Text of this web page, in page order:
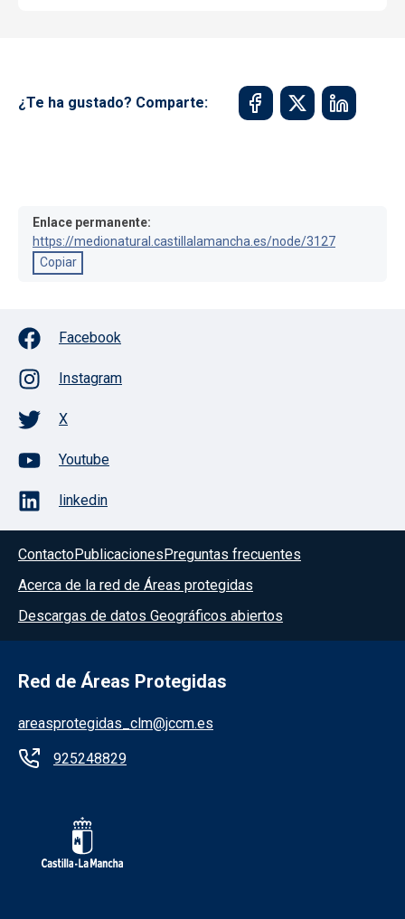
¿Te ha gustado? Comparte:
Enlace permanente:
https://medionatural.castillalamancha.es/node/3127
Copiar
Facebook
Instagram
X
Youtube
linkedin
ContactoPublicacionesPreguntas frecuentes
Acerca de la red de Áreas protegidas
Descargas de datos Geográficos abiertos
Red de Áreas Protegidas
areasprotegidas_clm@jccm.es
925248829